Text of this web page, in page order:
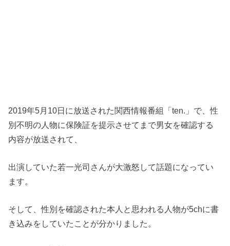
2019年5月10日に放送された関西情報番組「ten.」で、性
別不明の人物に保険証を提示させてまで男女を確認する
内容が放送されて、
出演していた若一光司さんが大激怒して話題になってい
ます。
そして、性別を確認された本人と思われる人物が5chに書
き込みをしていたことが分かりました。